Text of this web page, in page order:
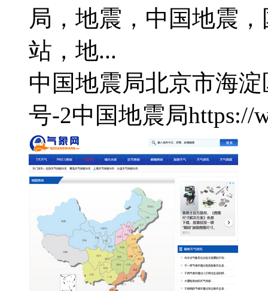
局，地震，中国地震
站，地...
中国地震局北京市海
号-2中国地震局https://